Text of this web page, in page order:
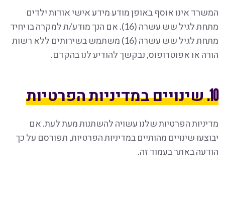
המשרד אינו אוסף באופן מודע מידע אישי אודות ילדים
מתחת לגיל שש עשרה (16). אם הנך מודע/ת למקרה בו יחיד
מתחת לגיל שש עשרה (16) משתמש בשירותים ללא רשות
הורה או אפוטרופוס, נבקשך להודיע לנו בהקדם.
10. שינויים במדיניות הפרטיות
מדיניות הפרטיות שלנו עשויה להשתנות מעת לעת. אם
יבוצעו שינויים מהותיים במדיניות הפרטיות, תפורסם על כך
הודעה באתר בעמוד זה.